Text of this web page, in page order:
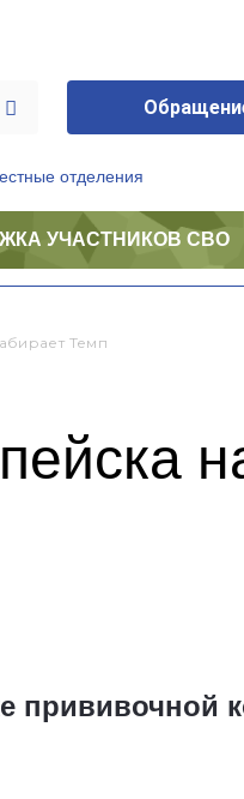
отделения
УЧАСТНИКОВ СВО
Темп